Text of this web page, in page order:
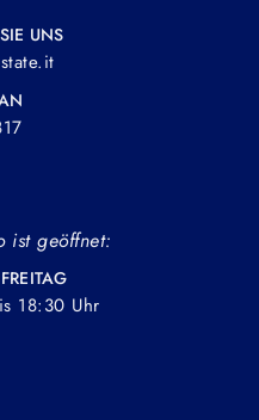
UNS
ist geöffnet:
18:30 Uhr